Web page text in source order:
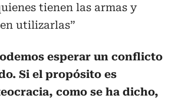
tienen las armas y
utilizarlas”
esperar un conflicto
Si el propósito es
como se ha dicho,